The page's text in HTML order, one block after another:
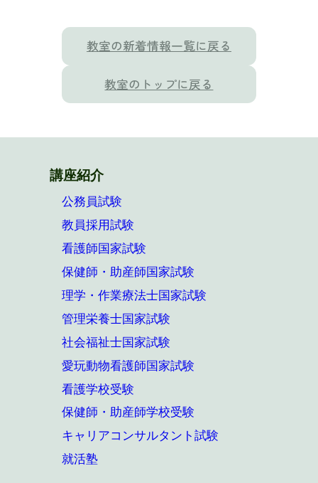
教室の新着情報一覧に戻る
教室のトップに戻る
講座紹介
公務員試験
教員採用試験
看護師国家試験
保健師・助産師国家試験
理学・作業療法士国家試験
管理栄養士国家試験
社会福祉士国家試験
愛玩動物看護師国家試験
看護学校受験
保健師・助産師学校受験
キャリアコンサルタント試験
就活塾